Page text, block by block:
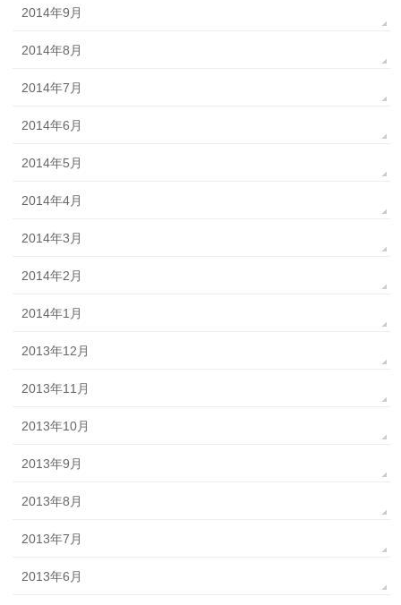
2014年9月
2014年8月
2014年7月
2014年6月
2014年5月
2014年4月
2014年3月
2014年2月
2014年1月
2013年12月
2013年11月
2013年10月
2013年9月
2013年8月
2013年7月
2013年6月